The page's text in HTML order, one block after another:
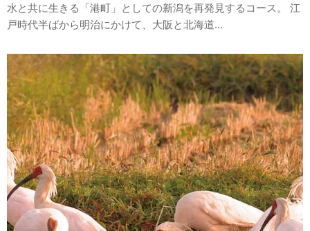
水と共に生きる「港町」としての新潟を再発見するコース。 江
戸時代半ばから明治にかけて、大阪と北海道...